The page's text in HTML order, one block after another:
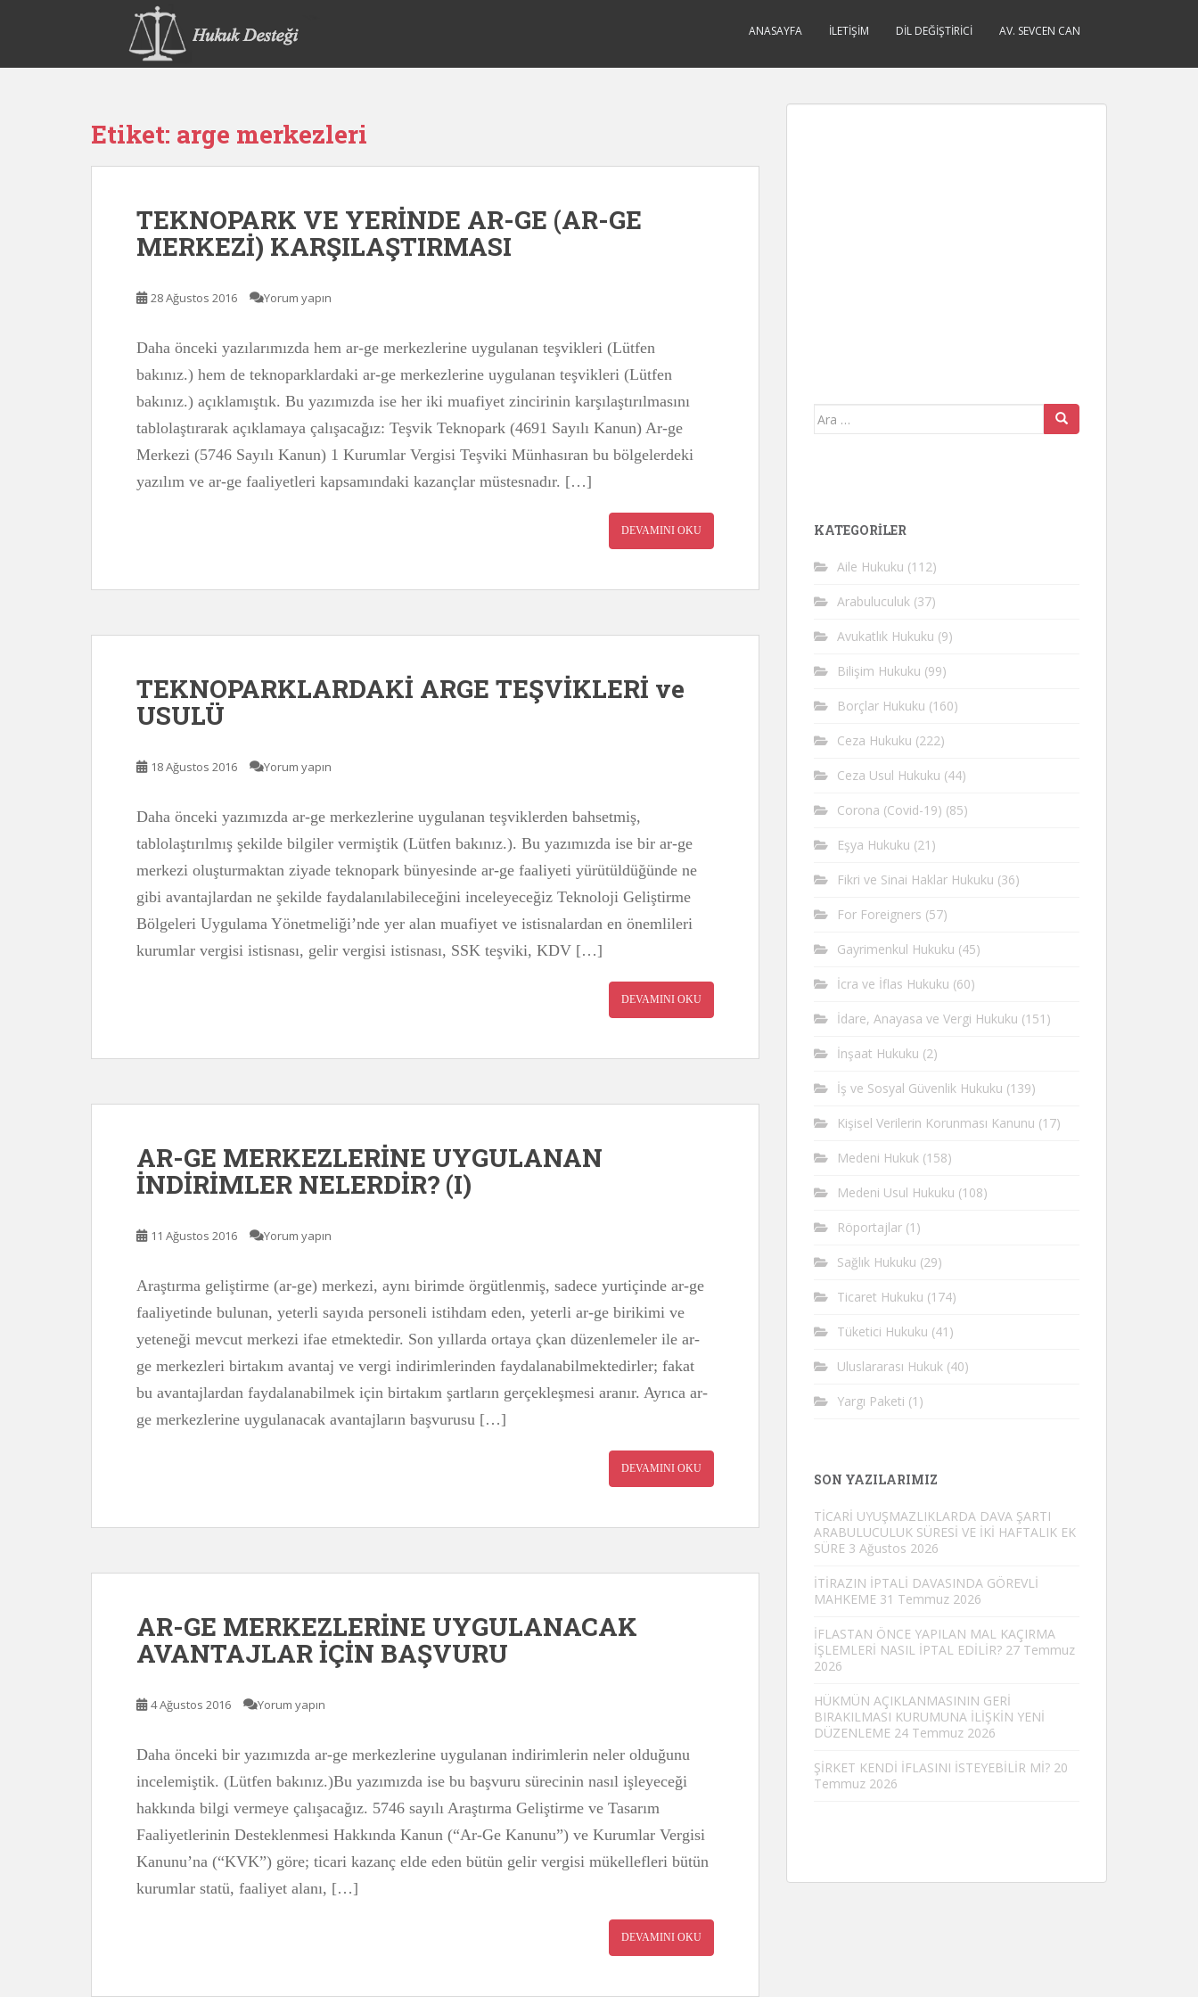
p
ANASAYFA İLETIŞIM DIL DEĞIŞTIRICI AV. SEVCEN CAN
Etiket: arge merkezleri
TEKNOPARK VE YERİNDE AR-GE (AR-GE
MERKEZİ) KARŞILAŞTIRMASI
28 Ağustos 2016 Yorum yapın
Daha önceki yazılarımızda hem ar-ge merkezlerine uygulanan teşvikleri (Lütfen
bakınız.) hem de teknoparklardaki ar-ge merkezlerine uygulanan teşvikleri (Lütfen
bakınız.) açıklamıştık. Bu yazımızda ise her iki muafiyet zincirinin karşılaştırılmasını
tablolaştırarak açıklamaya çalışacağız: Teşvik Teknopark (4691 Sayılı Kanun) Ar-ge
Merkezi (5746 Sayılı Kanun) 1 Kurumlar Vergisi Teşviki Münhasıran bu bölgelerdeki
yazılım ve ar-ge faaliyetleri kapsamındaki kazançlar müstesnadır. […]
DEVAMINI OKU
TEKNOPARKLARDAKİ ARGE TEŞVİKLERİ ve
USULÜ
18 Ağustos 2016 Yorum yapın
Daha önceki yazımızda ar-ge merkezlerine uygulanan teşviklerden bahsetmiş,
tablolaştırılmış şekilde bilgiler vermiştik (Lütfen bakınız.). Bu yazımızda ise bir ar-ge
merkezi oluşturmaktan ziyade teknopark bünyesinde ar-ge faaliyeti yürütüldüğünde ne
gibi avantajlardan ne şekilde faydalanılabileceğini inceleyeceğiz Teknoloji Geliştirme
Bölgeleri Uygulama Yönetmeliği’nde yer alan muafiyet ve istisnalardan en önemlileri
kurumlar vergisi istisnası, gelir vergisi istisnası, SSK teşviki, KDV […]
DEVAMINI OKU
AR-GE MERKEZLERİNE UYGULANAN
İNDİRİMLER NELERDİR? (I)
11 Ağustos 2016 Yorum yapın
Araştırma geliştirme (ar-ge) merkezi, aynı birimde örgütlenmiş, sadece yurtiçinde ar-ge
faaliyetinde bulunan, yeterli sayıda personeli istihdam eden, yeterli ar-ge birikimi ve
yeteneği mevcut merkezi ifae etmektedir. Son yıllarda ortaya çkan düzenlemeler ile ar-
ge merkezleri birtakım avantaj ve vergi indirimlerinden faydalanabilmektedirler; fakat
bu avantajlardan faydalanabilmek için birtakım şartların gerçekleşmesi aranır. Ayrıca ar-
ge merkezlerine uygulanacak avantajların başvurusu […]
DEVAMINI OKU
AR-GE MERKEZLERİNE UYGULANACAK
AVANTAJLAR İÇİN BAŞVURU
4 Ağustos 2016 Yorum yapın
Daha önceki bir yazımızda ar-ge merkezlerine uygulanan indirimlerin neler olduğunu
incelemiştik. (Lütfen bakınız.)Bu yazımızda ise bu başvuru sürecinin nasıl işleyeceği
hakkında bilgi vermeye çalışacağız. 5746 sayılı Araştırma Geliştirme ve Tasarım
Faaliyetlerinin Desteklenmesi Hakkında Kanun (“Ar-Ge Kanunu”) ve Kurumlar Vergisi
Kanunu’na (“KVK”) göre; ticari kazanç elde eden bütün gelir vergisi mükellefleri bütün
kurumlar statü, faaliyet alanı, […]
DEVAMINI OKU
Arama
KATEGORİLER
Aile Hukuku (112)
Arabuluculuk (37)
Avukatlık Hukuku (9)
Bilişim Hukuku (99)
Borçlar Hukuku (160)
Ceza Hukuku (222)
Ceza Usul Hukuku (44)
Corona (Covid-19) (85)
Eşya Hukuku (21)
Fikri ve Sinai Haklar Hukuku (36)
For Foreigners (57)
Gayrimenkul Hukuku (45)
İcra ve İflas Hukuku (60)
İdare, Anayasa ve Vergi Hukuku (151)
İnşaat Hukuku (2)
İş ve Sosyal Güvenlik Hukuku (139)
Kişisel Verilerin Korunması Kanunu (17)
Medeni Hukuk (158)
Medeni Usul Hukuku (108)
Röportajlar (1)
Sağlık Hukuku (29)
Ticaret Hukuku (174)
Tüketici Hukuku (41)
Uluslararası Hukuk (40)
Yargı Paketi (1)
SON YAZILARIMIZ
TİCARİ UYUŞMAZLIKLARDA DAVA ŞARTI
ARABULUCULUK SÜRESİ VE İKİ HAFTALIK EK
SÜRE 3 Ağustos 2026
İTİRAZIN İPTALİ DAVASINDA GÖREVLİ
MAHKEME 31 Temmuz 2026
İFLASTAN ÖNCE YAPILAN MAL KAÇIRMA
İŞLEMLERİ NASIL İPTAL EDİLİR? 27 Temmuz
2026
HÜKMÜN AÇIKLANMASININ GERİ
BIRAKILMASI KURUMUNA İLİŞKİN YENİ
DÜZENLEME 24 Temmuz 2026
ŞİRKET KENDİ İFLASINI İSTEYEBİLİR Mİ? 20
Temmuz 2026